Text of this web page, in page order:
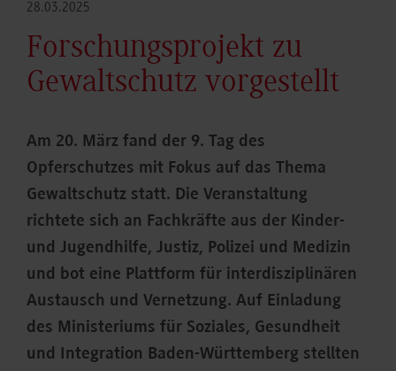
28.03.2025
Forschungsprojekt zu
Gewaltschutz vorgestellt
Am 20. März fand der 9. Tag des
Opferschutzes mit Fokus auf das Thema
Gewaltschutz statt. Die Veranstaltung
richtete sich an Fachkräfte aus der Kinder-
und Jugendhilfe, Justiz, Polizei und Medizin
und bot eine Plattform für interdisziplinären
Austausch und Vernetzung. Auf Einladung
des Ministeriums für Soziales, Gesundheit
und Integration Baden-Württemberg stellten